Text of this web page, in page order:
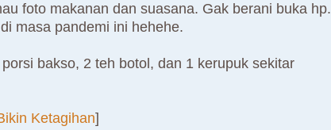
foto makanan dan suasana. Gak berani buka hp.
masa pandemi ini hehehe.
bakso, 2 teh botol, dan 1 kerupuk sekitar
Ketagihan]